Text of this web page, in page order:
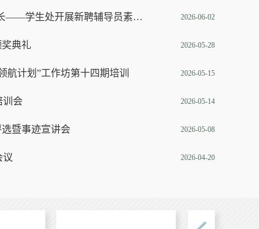
典礼
凝心聚力强素养 砥砺奋进促成长——学生处开展新聘辅导员素质拓 2026-06-02
奖典礼 2026-05-28
航计划”工作坊第十四期培训 2026-05-15
训会 2026-05-14
暨事迹宣讲会 2026-05-08
议 2026-04-20